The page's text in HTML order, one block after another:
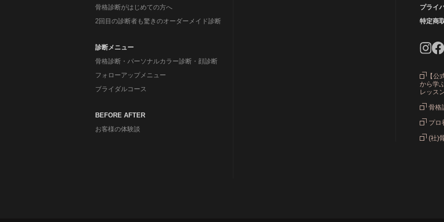
カ
グ
骨格診断がはじめての方へ
2回目の診断者も驚きのオーダーメイド診断
診断メニュー
骨格診断・パーソナルカラー診断・顔診断
フォローアップメニュー
ブライダルコース
BEFORE AFTER
お客様の体験談
プライ
特定商
【公
から学
レッス
骨格
プロ
(社)